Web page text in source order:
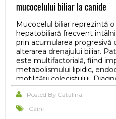
de creștere și sporirea
integrate de biosecuritate
importanța utilizării unui
pentru prevenirea și
metabolice.
mucocelului biliar la canide
Mucocelul biliar reprezintă
hepatobiliară frecvent
prin acumularea progresivă
alterarea drenajului biliar.
este multifactorială, fiind
metabolismului lipidic,
motilității colecistului.
corelarea semnelor clinice
ultrasonografice specifice.
conservator urmărește
Posted By Catalina
Câini